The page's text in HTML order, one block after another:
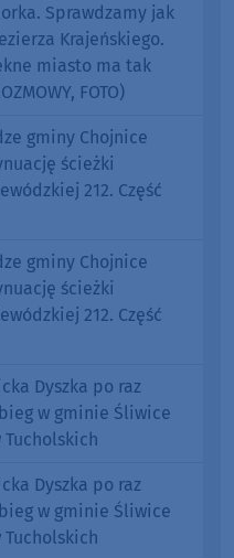
Sprawdzamy jak
Krajeńskiego.
miasto ma tak
FOTO)
gminy Chojnice
ścieżki
212. Część
gminy Chojnice
ścieżki
212. Część
Dyszka po raz
w gminie Śliwice
Tucholskich
Dyszka po raz
w gminie Śliwice
Tucholskich